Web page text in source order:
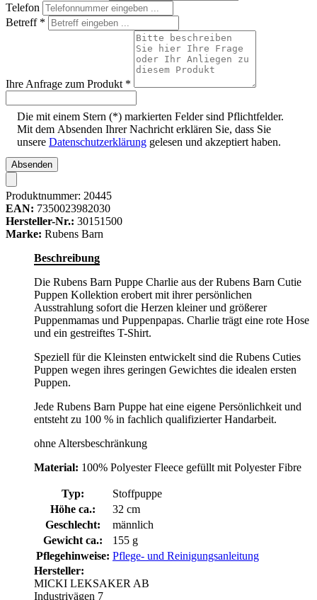
Telefon
Betreff *
Ihre Anfrage zum Produkt *
Die mit einem Stern (*) markierten Felder sind Pflichtfelder.
Mit dem Absenden Ihrer Nachricht erklären Sie, dass Sie
unsere Datenschutzerklärung gelesen und akzeptiert haben.
Absenden
Produktnummer: 20445
EAN: 7350023982030
Hersteller-Nr.: 30151500
Marke: Rubens Barn
Beschreibung
Die Rubens Barn Puppe Charlie aus der Rubens Barn Cutie
Puppen Kollektion erobert mit ihrer persönlichen
Ausstrahlung sofort die Herzen kleiner und größerer
Puppenmamas und Puppenpapas. Charlie trägt eine rote Hose
und ein gestreiftes T-Shirt.
Speziell für die Kleinsten entwickelt sind die Rubens Cuties
Puppen wegen ihres geringen Gewichtes die idealen ersten
Puppen.
Jede Rubens Barn Puppe hat eine eigene Persönlichkeit und
entsteht zu 100 % in fachlich qualifizierter Handarbeit.
ohne Altersbeschränkung
Material: 100% Polyester Fleece gefüllt mit Polyester Fibre
Typ:
Stoffpuppe
Höhe ca.:
32 cm
Geschlecht:
männlich
Gewicht ca.:
155 g
Pflegehinweise: Pflege- und Reinigungsanleitung
Hersteller:
MICKI LEKSAKER AB
Industrivägen 7